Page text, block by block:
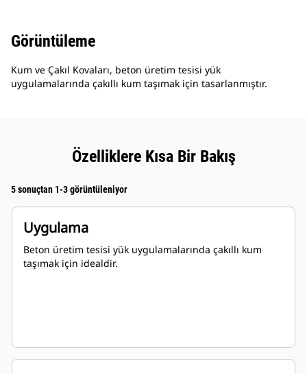
Görüntüleme
Kum ve Çakıl Kovaları, beton üretim tesisi yük
uygulamalarında çakıllı kum taşımak için tasarlanmıştır.
Özelliklere Kısa Bir Bakış
5 sonuçtan 1-3 görüntüleniyor
Uygulama
Beton üretim tesisi yük uygulamalarında çakıllı kum
taşımak için idealdir.